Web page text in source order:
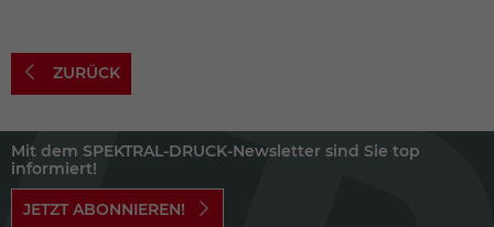
ZURÜCK
Mit dem SPEKTRAL-DRUCK-Newsletter sind Sie top
informiert!
JETZT ABONNIEREN!